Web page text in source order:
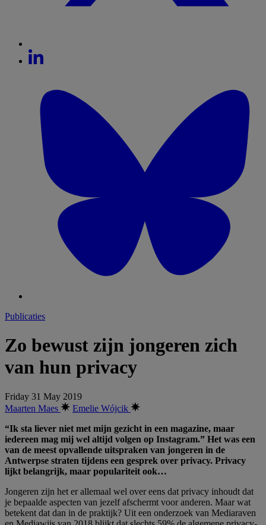
Publicaties
Zo bewust zijn jongeren zich
van hun privacy
Friday 31 May 2019
Maarten Maes
Emelie Wójcik
“Ik sta liever niet met mijn gezicht in een magazine, maar
iedereen mag mij wel altijd volgen op Instagram.” Het was een
van de meest opvallende uitspraken van jongeren in de
Antwerpse straten tijdens een gesprek over privacy. Privacy
lijkt belangrijk, maar populariteit ook…
Jongeren zijn het er allemaal wel over eens dat privacy inhoudt dat
je bepaalde aspecten van jezelf afschermt voor anderen. Maar wat
betekent dat dan in de praktijk? Uit een onderzoek van Mediaraven